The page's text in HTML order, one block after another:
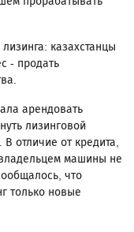
казахстанцы
- продать
арендовать
лизинговой
отличие от кредита,
машины не
что
только новые